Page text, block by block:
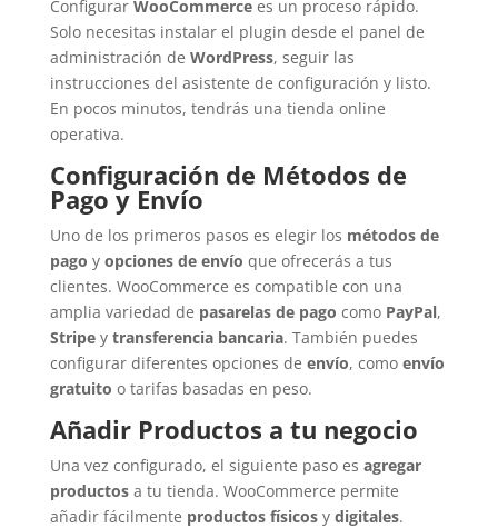
Configurar WooCommercees un proceso rápido.
Solo necesitas instalar el plugin desde el panel de
administración de WordPress, seguir las
instrucciones del asistente de configuración y listo.
En pocos minutos, tendrás una tienda online
operativa.
Configuración de Métodos de
Pago y Envío
Uno de los primeros pasos es elegir los métodos de
pago y opciones de envío que ofrecerás a tus
clientes. WooCommerce es compatible con una
amplia variedad de pasarelas de pago como PayPal,
Stripey transferencia bancaria. También puedes
configurar diferentes opciones de envío, como envío
gratuito o tarifas basadas en peso.
Añadir Productos a tu negocio
Una vez configurado, el siguiente paso es agregar
productosa tu tienda. WooCommerce permite
añadir fácilmente productos físicosy digitales.